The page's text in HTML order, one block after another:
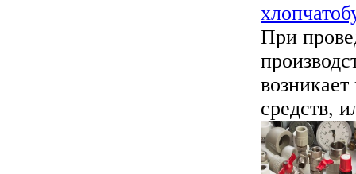
При
средств,